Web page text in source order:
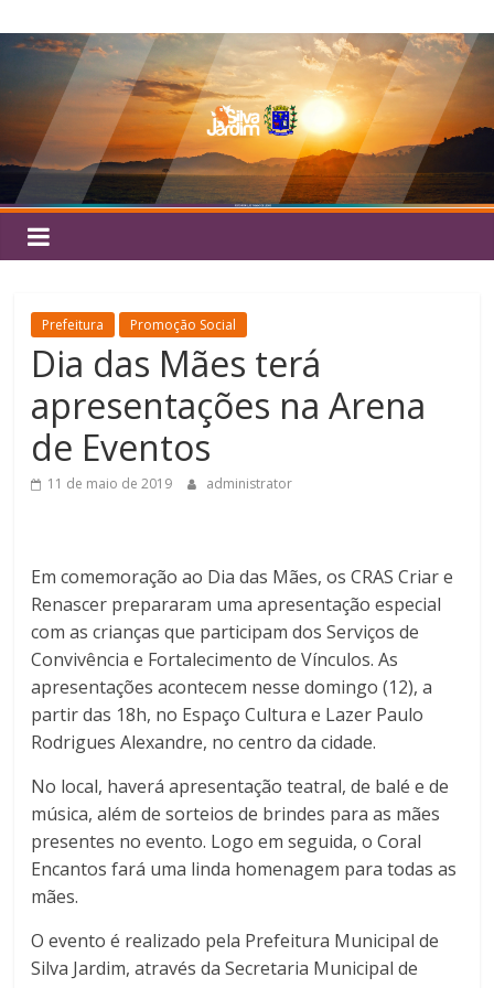
para
conteúdo
Silva
Jardim
Prefeitura Promoção Social
Dia das Mães terá
apresentações na Arena
de Eventos
11 de maio de 2019 administrator
Em comemoração ao Dia das Mães, os CRAS Criar e
Renascer prepararam uma apresentação especial
com as crianças que participam dos Serviços de
Convivência e Fortalecimento de Vínculos. As
apresentações acontecem nesse domingo (12), a
partir das 18h, no Espaço Cultura e Lazer Paulo
Rodrigues Alexandre, no centro da cidade.
No local, haverá apresentação teatral, de balé e de
música, além de sorteios de brindes para as mães
presentes no evento. Logo em seguida, o Coral
Encantos fará uma linda homenagem para todas as
mães.
O evento é realizado pela Prefeitura Municipal de
Silva Jardim, através da Secretaria Municipal de